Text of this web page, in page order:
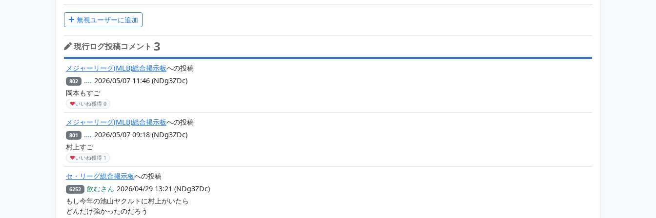
無視ユーザーに追加
現行ログ投稿コメント 3
メジャーリーグ(MLB)総合掲示板への投稿
802 .... 2026/05/07 11:46 (NDg3ZDc)
岡本もすご
♥いいね獲得0
メジャーリーグ(MLB)総合掲示板への投稿
801 .... 2026/05/07 09:18 (NDg3ZDc)
村上すご
♥いいね獲得 1
セ・リーグ総合掲示板への投稿
6252 飲むさん 2026/04/29 13:21 (NDg3ZDc)
もし今年の池山ヤクルトに村上がいたら
どんだけ強かったのだろう